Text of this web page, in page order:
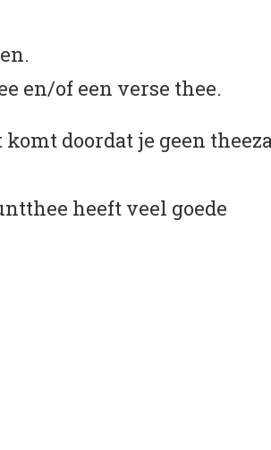
en/of een verse thee.
doordat je geen
heeft veel goede